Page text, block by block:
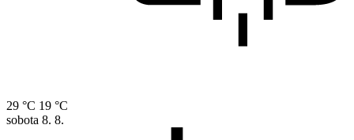
29 °C 19 °C
sobota 8. 8.